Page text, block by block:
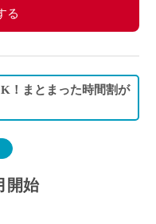
る
！まとまった時間割が
開始